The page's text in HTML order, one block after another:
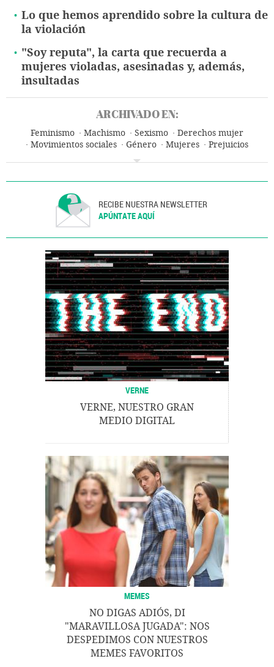
Lo que hemos aprendido sobre la cultura de
la violación
"Soy reputa", la carta que recuerda a
mujeres violadas, asesinadas y, además,
insultadas
ARCHIVADO EN:
Feminismo Machismo Sexismo
Derechos mujer
Movimientos sociales
Género Mujeres
Prejuicios
RECIBE NUESTRA NEWSLETTER
APÚNTATE AQUÍ
VERNE
VERNE, NUESTRO GRAN
MEDIO DIGITAL
MEMES
NO DIGAS ADIÓS, DI
"MARAVILLOSA JUGADA": NOS
DESPEDIMOS CON NUESTROS
MEMES FAVORITOS